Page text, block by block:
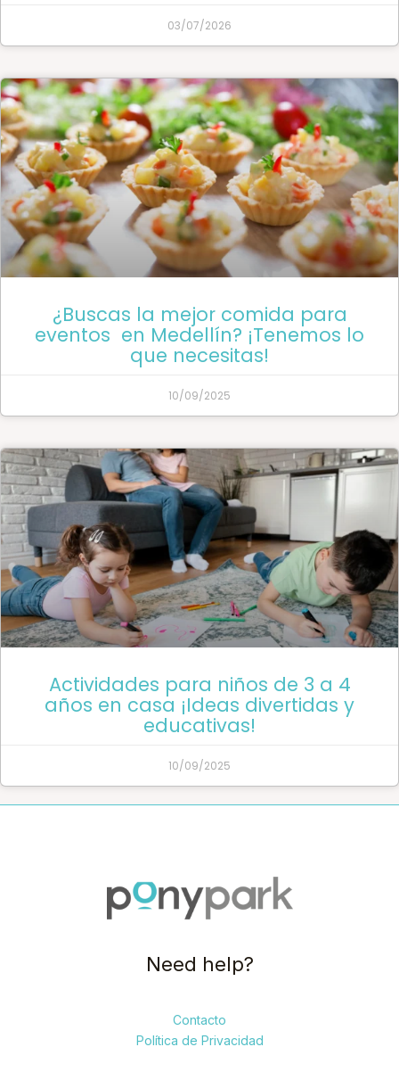
03/07/2026
¿Buscas la mejor comida para
eventos en Medellín? ¡Tenemos lo
que necesitas!
10/09/2025
Actividades para niños de 3 a 4
años en casa ¡Ideas divertidas y
educativas!
10/09/2025
Need help?
Contacto
Política de Privacidad